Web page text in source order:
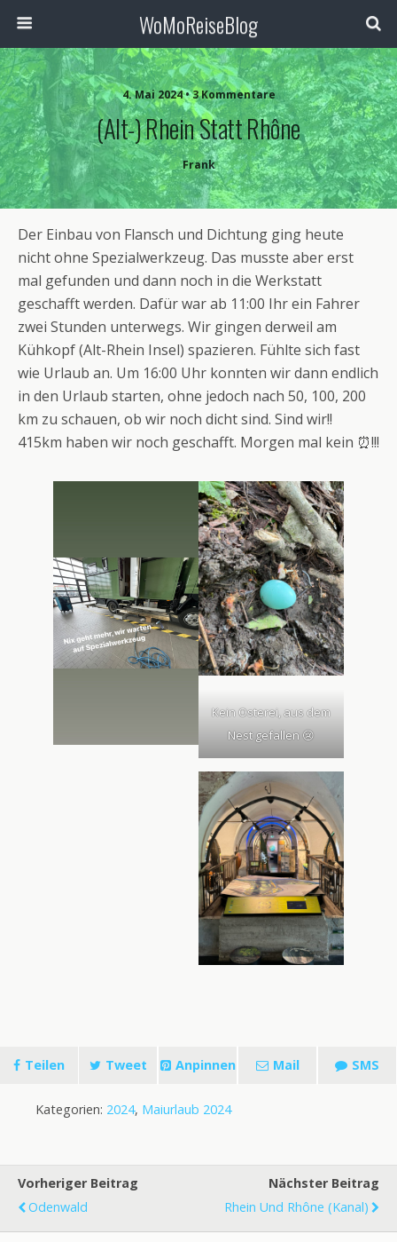
WoMoReiseBlog
4. Mai 2024 • 3 Kommentare
(Alt-) Rhein Statt Rhône
Frank
Der Einbau von Flansch und Dichtung ging heute
nicht ohne Spezialwerkzeug. Das musste aber erst
mal gefunden und dann noch in die Werkstatt
geschafft werden. Dafür war ab 11:00 Ihr ein Fahrer
zwei Stunden unterwegs. Wir gingen derweil am
Kühkopf (Alt-Rhein Insel) spazieren. Fühlte sich fast
wie Urlaub an. Um 16:00 Uhr konnten wir dann endlich
in den Urlaub starten, ohne jedoch nach 50, 100, 200
km zu schauen, ob wir noch dicht sind. Sind wir!!
415km haben wir noch geschafft. Morgen mal kein ⏰!!!
Kein Osterei, aus dem
Nest gefallen 😢
Teilen Tweet Anpinnen Mail SMS
Kategorien: 2024, Maiurlaub 2024
Vorheriger Beitrag
Odenwald
Nächster Beitrag
Rhein Und Rhône (Kanal)